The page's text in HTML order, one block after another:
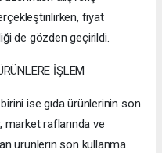
fiyat
de gözden geçirildi.
İŞLEM
ise gıda ürünlerinin son
market raflarında ve
ürünlerin son kullanma